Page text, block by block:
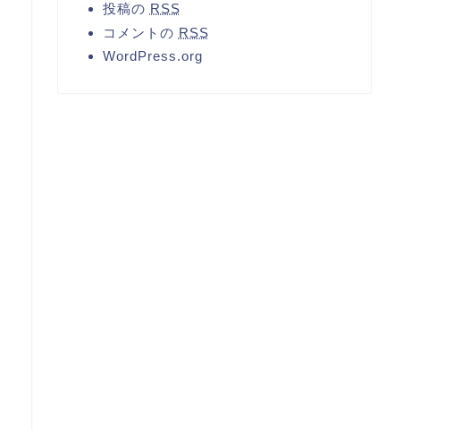
投稿の RSS
コメントの RSS
WordPress.org